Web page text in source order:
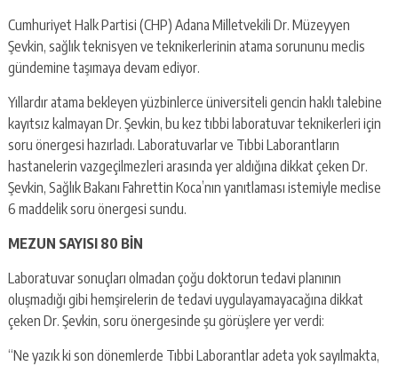
Cumhuriyet Halk Partisi (CHP) Adana Milletvekili Dr. Müzeyyen
Şevkin, sağlık teknisyen ve teknikerlerinin atama sorununu meclis
gündemine taşımaya devam ediyor.
Yıllardır atama bekleyen yüzbinlerce üniversiteli gencin haklı talebine
kayıtsız kalmayan Dr. Şevkin, bu kez tıbbi laboratuvar teknikerleri için
soru önergesi hazırladı. Laboratuvarlar ve Tıbbi Laborantların
hastanelerin vazgeçilmezleri arasında yer aldığına dikkat çeken Dr.
Şevkin, Sağlık Bakanı Fahrettin Koca’nın yanıtlaması istemiyle meclise
6 maddelik soru önergesi sundu.
MEZUN SAYISI 80 BİN
Laboratuvar sonuçları olmadan çoğu doktorun tedavi planının
oluşmadığı gibi hemşirelerin de tedavi uygulayamayacağına dikkat
çeken Dr. Şevkin, soru önergesinde şu görüşlere yer verdi:
“Ne yazık ki son dönemlerde Tıbbi Laborantlar adeta yok sayılmakta,